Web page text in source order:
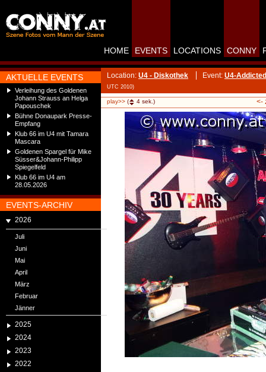
AKTUELLE EVENTS
Verleihung des Goldenen
Johann Strauss an Helga
Papouschek
Bühne Donaupark Presse-
Empfang
Klub 66 im U4 mit Tamara
Mascara
Goldenen Spargel für Mike
Süsser&Johann-Philipp
Spiegelfeld
Klub 66 im U4 am
28.05.2026
EVENTS-ARCHIV
2026
Juli
Juni
Mai
April
März
Februar
Jänner
2025
2024
2023
2022
HOME EVENTS LOCATIONS CONNY
Location: U4 - Diskothek Event: U4-
UTC 2010)
play>> ( 4 sek.) <-